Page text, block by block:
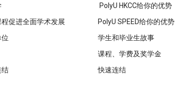
程促进全面学术发展
结
PolyU HKCC给你的优势
PolyU SPEED给你的优势
学生和毕业生故事
课程、学费及奖学金
快速连结